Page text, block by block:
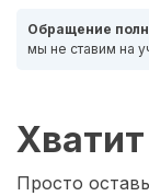
Обращение
мы не ставим на
Просто